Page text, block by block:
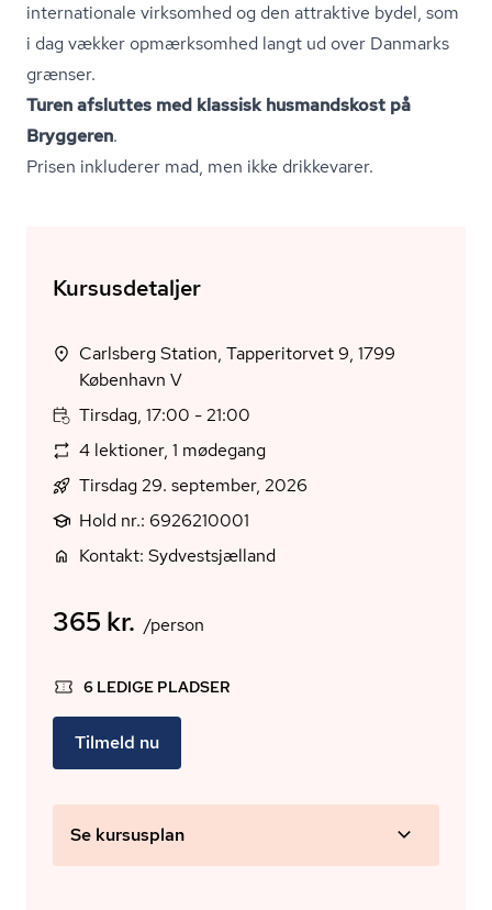
internationale virksomhed og den attraktive bydel, som
i dag vækker opmærksomhed langt ud over Danmarks
grænser.
Turen afsluttes med klassisk husmandskost på
Bryggeren.
Prisen inkluderer mad, men ikke drikkevarer.
Kursusdetaljer
Carlsberg Station, Tapperitorvet 9, 1799
København V
Tirsdag, 17:00 - 21:00
4 lektioner, 1 mødegang
Tirsdag 29. september, 2026
Hold nr.: 6926210001
Kontakt: Sydvestsjælland
365 kr. /person
6 LEDIGE PLADSER
Tilmeld nu
Se kursusplan